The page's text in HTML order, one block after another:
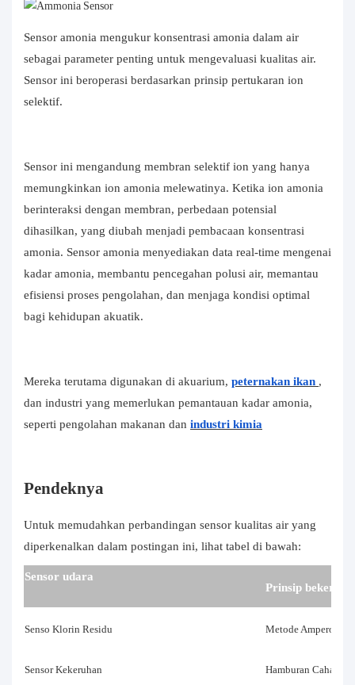
Sensor amonia mengukur konsentrasi amonia dalam air
sebagai parameter penting untuk mengevaluasi kualitas air.
Sensor ini beroperasi berdasarkan prinsip pertukaran ion
selektif.
Sensor ini mengandung membran selektif ion yang hanya
memungkinkan ion amonia melewatinya. Ketika ion amonia
berinteraksi dengan membran, perbedaan potensial
dihasilkan, yang diubah menjadi pembacaan konsentrasi
amonia. Sensor amonia menyediakan data real-time mengenai
kadar amonia, membantu pencegahan polusi air, memantau
efisiensi proses pengolahan, dan menjaga kondisi optimal
bagi kehidupan akuatik.
Mereka terutama digunakan di akuarium, peternakan ikan ,
dan industri yang memerlukan pemantauan kadar amonia,
seperti pengolahan makanan dan industri kimia
Pendeknya
Untuk memudahkan perbandingan sensor kualitas air yang
diperkenalkan dalam postingan ini, lihat tabel di bawah:
Sensor udara
Prinsip bekerja
Senso Klorin Residu Metode
Sensor Kekeruhan Hamburan Cahaya